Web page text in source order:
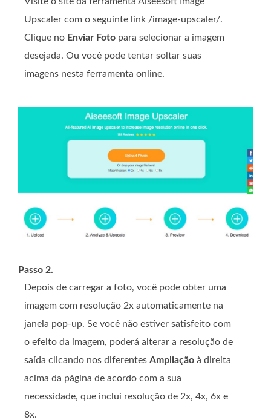
Upscaler com o seguinte link /image-upscaler/.
Clique no Enviar Foto para selecionar a imagem
desejada. Ou você pode tentar soltar suas
imagens nesta ferramenta online.
Passo 2.
Depois de carregar a foto, você pode obter uma
imagem com resolução 2x automaticamente na
janela pop-up. Se você não estiver satisfeito com
o efeito da imagem, poderá alterar a resolução de
saída clicando nos diferentes Ampliação à direita
acima da página de acordo com a sua
necessidade, que inclui resolução de 2x, 4x, 6x e
8x.